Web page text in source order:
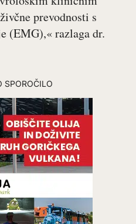
prevodnosti s
(EMG),« razlaga dr.
SPOROČILO